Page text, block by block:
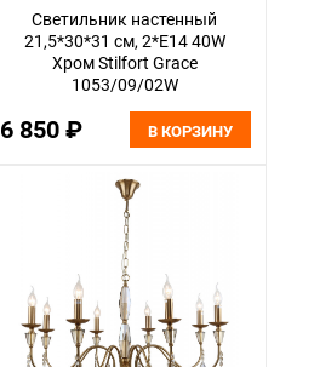
Светильник настенный
21,5*30*31 см, 2*E14 40W
Хром Stilfort Grace
1053/09/02W
6 850 ₽ В КОРЗИНУ